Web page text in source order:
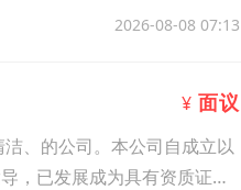
2026-08-08 07:13
¥ 面议
、的公司。本公司自成立以
，已发展成为具有资质证